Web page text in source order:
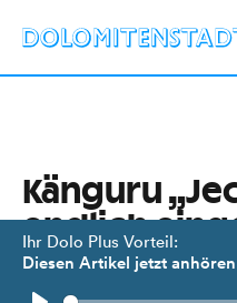
Ihr Dolo Plus Vorteil:
Diesen Artikel jetzt anhören
Känguru
endlich
Das Wallaby